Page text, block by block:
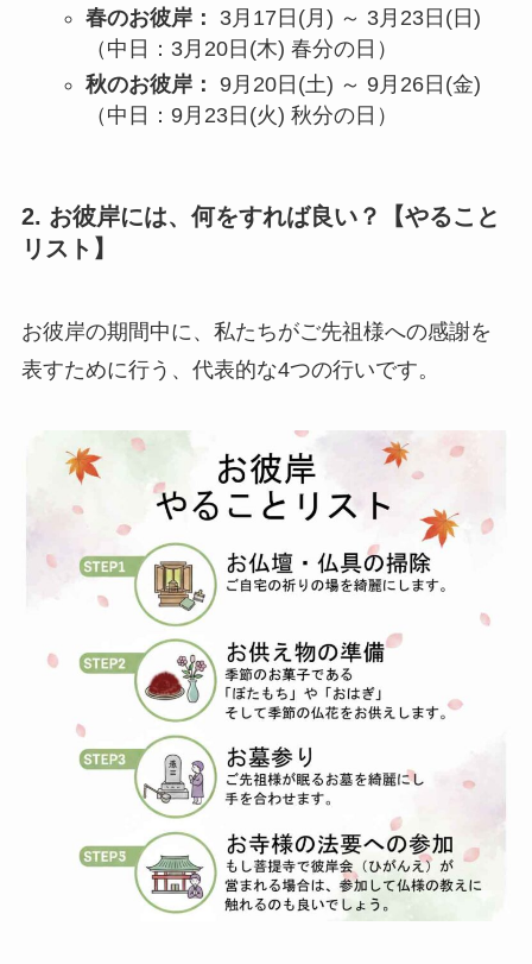
春のお彼岸：
3月17日(月) ～ 3月23日(日)
（中日：3月20日(木) 春分の日）
秋のお彼岸： 9月20日(土) ～ 9月26日(金)
（中日：9月23日(火) 秋分の日）
2. お彼岸には、何をすれば良い？【やること
リスト】
お彼岸の期間中に、私たちがご先祖様への感謝を
表すために行う、代表的な4つの行いです。